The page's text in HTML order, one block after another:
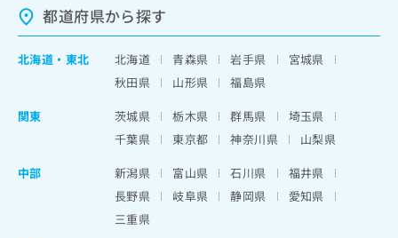
都道府県から探す
北海道 ・ 東北 北海道 青森県 岩手県
宮城県
秋田県
山形県
福島県
関東
茨城県 栃木県 群馬県
埼玉県
千葉県
東京都 神奈川県
山梨県
中部
新潟県 富山県 石川県
福井県
長野県
岐阜県 静岡県
愛知県
三重県